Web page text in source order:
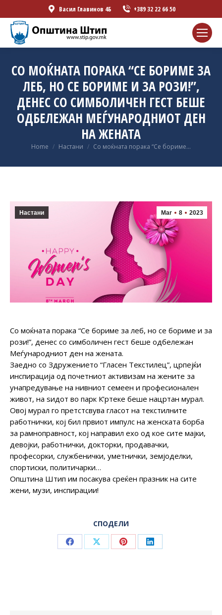
Васил Главинов 4Б +389 32 22 66 50
СО МОЌНАТА ПОРАКА “СЕ БОРИМЕ ЗА
ЛЕБ, НО СЕ БОРИМЕ И ЗА РОЗИ!”,
ДЕНЕС СО СИМБОЛИЧЕН ГЕСТ БЕШЕ
ОДБЕЛЕЖАН МЕЃУНАРОДНИОТ ДЕН
НА ЖЕНАТА
You are here:
Home Настани Со моќната порака “Се бориме…
Mar 8 2023
Настани
Со моќната порака “Се бориме за леб, но се бориме и за
рози!”, денес со симболичен гест беше одбележан
Меѓународниот ден на жената.
Заедно со Здружението “Гласен Текстилец”, црпејќи
инспирација од почетниот активизам на жените за
унапредување на нивниот семеен и професионален
живот, на ѕидот во парк К’ртеке беше нацртан мурал.
Овој мурал го претстсвува гласот на текстилните
работнички, кој бил првиот импулс на женската борба
за рамноправност, кој направил ехо од кое сите мајки,
девојки, работнички, докторки, продавачки,
професорки, службенички, уметнички, земјоделки,
спортиски, политичарки…
Општина Штип им посакува среќен празник на сите
жени, музи, инспирации!
СПОДЕЛИ
Share Share Share Share